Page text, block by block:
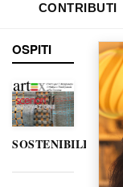
CONTRIBUTI
OSPITI
SOSTENIBILITÀ